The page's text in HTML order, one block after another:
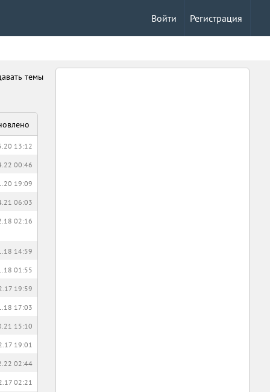
Регистрация
Войти
темы
13:12
00:46
19:09
06:03
02:16
14:59
01:55
19:59
17:03
15:10
19:01
02:44
02:21